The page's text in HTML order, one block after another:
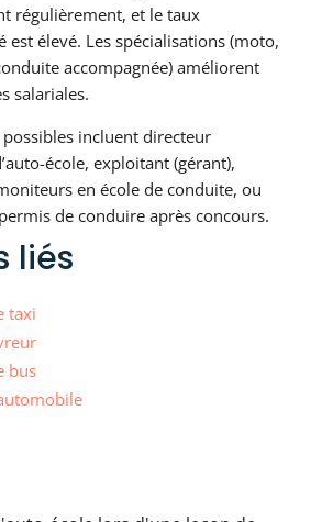
régulièrement, et le taux
est élevé. Les spécialisations (moto,
accompagnée) améliorent
salariales.
incluent directeur
école, exploitant (gérant),
en école de conduite, ou
de conduire après concours.
liés
taxi
bus